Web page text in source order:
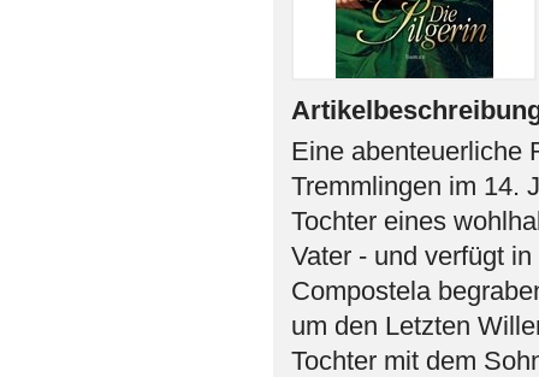
Eine abenteuerliche
Tremmlingen im 14.
Tochter eines
Vater - und verfügt
Compostela
um den Letzten
Tochter mit dem